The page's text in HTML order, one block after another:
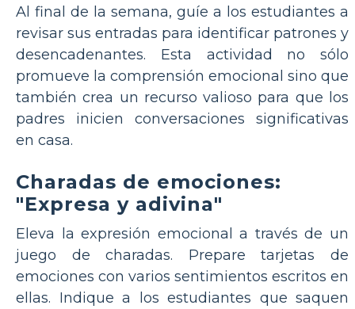
Al final de la semana, guíe a los estudiantes a
revisar sus entradas para identificar patrones y
desencadenantes. Esta actividad no sólo
promueve la comprensión emocional sino que
también crea un recurso valioso para que los
padres inicien conversaciones significativas
en casa.
Charadas de emociones:
"Expresa y adivina"
Eleva la expresión emocional a través de un
juego de charadas. Prepare tarjetas de
emociones con varios sentimientos escritos en
ellas. Indique a los estudiantes que saquen